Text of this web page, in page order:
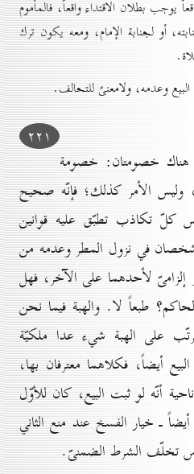
يوجب بطلان الاقتداء واقعاً، فالمأموم
أو لجنابة الإمام، ومعه يكون ترك
۲۲۱
هناك خصومتان: خصومة
وليس الأمر كذلك؛ فإنّه صحيح
كلّ تكاذب تطبّق عليه قوانين
في نزول المطر وعدمه من
لأحدهما على الآخر، فهل
طبعاً لا. والهبة فيما نحن
على الهبة شيء عدا ملكيّة
أيضاً، فكلاهما معترفان بها،
أنّه لو ثبت البيع، كان للأوّل
أيضاً ـ خيار الفسخ عند منع الثاني
تخلّف الشرط الضمنىّ.